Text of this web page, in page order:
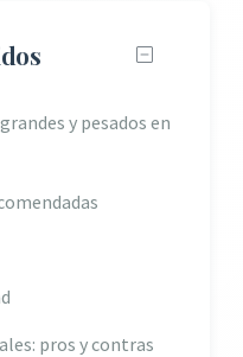
y pesados en
pros y contras